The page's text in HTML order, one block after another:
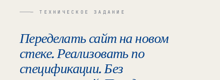
— ТЕХНИЧЕСКОЕ ЗАДАНИЕ
Переделать сайт на новом
стеке. Реализовать по
спецификации. Без